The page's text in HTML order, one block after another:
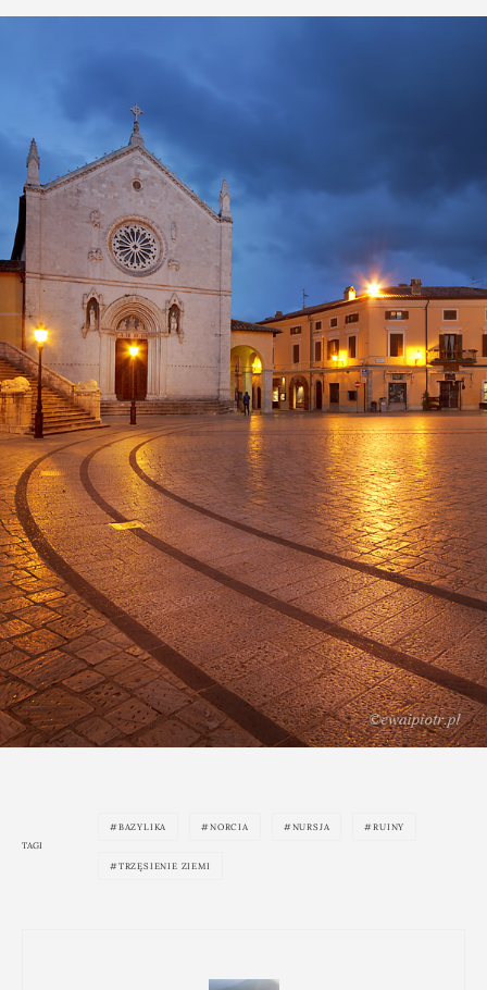
TAGI
BAZYLIKA NORCIA NURSJA RUINY
TRZĘSIENIE ZIEMI